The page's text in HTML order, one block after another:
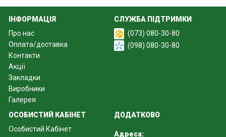
ІНФОРМАЦІЯ
Про нас
Оплата/доставка
Контакти
Акції
Закладки
Виробники
Галерея
СЛУЖБА ПІДТРИМКИ
(073) 080-30-80
(098) 080-30-80
ОСОБИСТИЙ КАБІНЕТ
Особистий Кабінет
ДОДАТКОВО
Адреса: